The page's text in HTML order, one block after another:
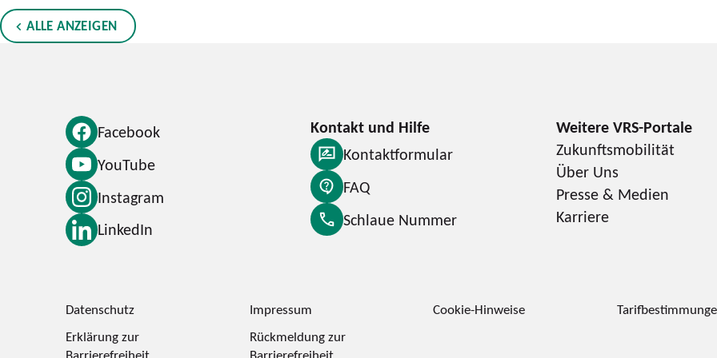
ALLE ANZEIGEN
Facebook
YouTube
Instagram
LinkedIn
Kontaktformular
FAQ
Schlaue Nummer
Zukunftsmobilität
Über Uns
Presse & Medien
Karriere
Datenschutz Impressum Cookie-Hinweise
Erklärung zur
Rückmeldung zur